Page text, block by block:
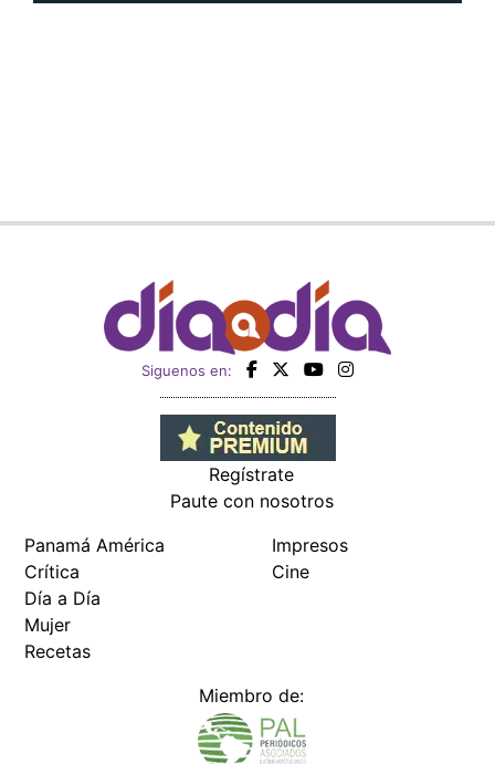
Siguenos en:
Regístrate
Paute con nosotros
Panamá América
Crítica
Día a Día
Mujer
Recetas
Impresos
Cine
Miembro de: